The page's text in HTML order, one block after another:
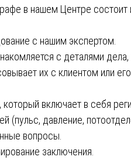
в нашем Центре состоит
с нашим экспертом.
с деталями
их с клиентом или его
включает в себя
(пульс, давление,
вопросы.
заключения.